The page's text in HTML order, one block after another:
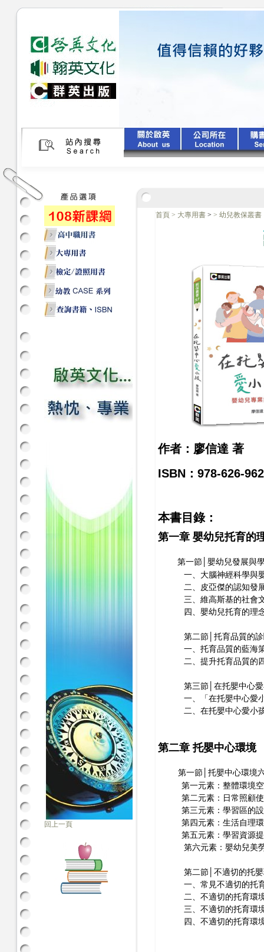
回上一頁
首頁 > 大專用書 > > 幼兒教保叢書
作者：廖信達 著
ISBN：978-626-
本書目錄：
第一章 嬰幼兒托育的
第一節│嬰幼兒發展與
一、大腦神經科學與嬰
二、皮亞傑的認知發
三、維高斯基的社會文
四、嬰幼兒托育的理
第二節│托育品質的診
一、托育品質的藍海策
二、提升托育品質的四
第三節│在托嬰中心愛
一、「在托嬰中心愛小
二、在托嬰中心愛小孩
第二章 托嬰中心環境
第一節│托嬰中心環境
第一元素：整體環境
第二元素：日常照顧使
第三元素：學習區的
第四元素：生活自理
第五元素：學習資源
第六元素：嬰幼兒美勞
第二節│不適切的托嬰
一、常見不適切的托
二、不適切的托育環境
三、不適切的托育環境
四、不適切的托育環境